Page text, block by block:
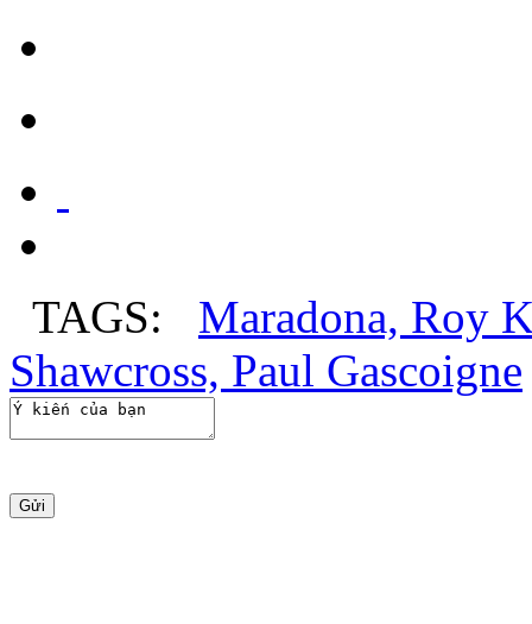
TAGS: Maradona, Roy
Shawcross, Paul Gascoigne